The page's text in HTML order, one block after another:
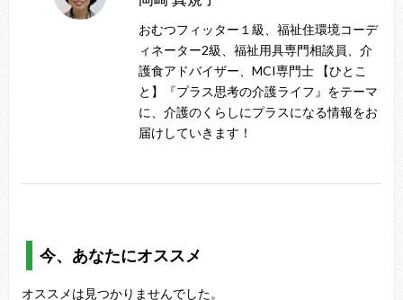
おむつフィッター１級、福祉住環境コーデ
ィネーター2級、福祉用具専門相談員、介
護食アドバイザー、MCI専門士 【ひとこ
と】『プラス思考の介護ライフ』をテーマ
に、介護のくらしにプラスになる情報をお
届けしていきます！
今、あなたにオススメ
オススメは見つかりませんでした。